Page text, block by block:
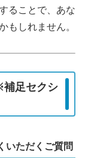
ることで、あな
もしれません。
足セクシ
いただくご質問